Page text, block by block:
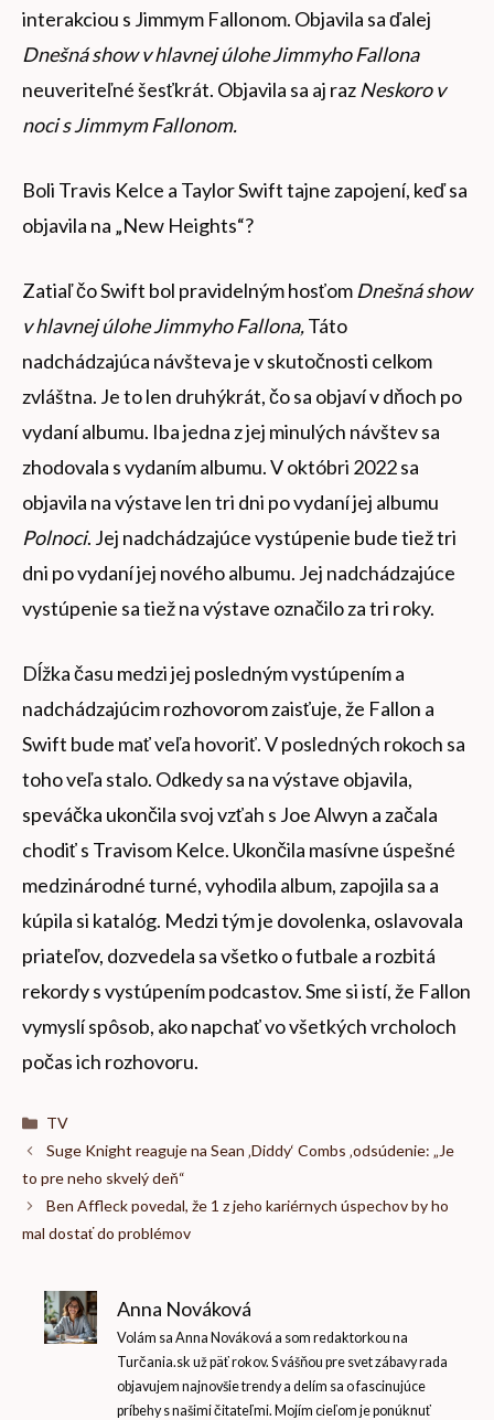
interakciou s Jimmym Fallonom. Objavila sa ďalej
Dnešná show v hlavnej úlohe Jimmyho Fallona
neuveriteľné šesťkrát. Objavila sa aj raz Neskoro v
noci s Jimmym Fallonom.
Boli Travis Kelce a Taylor Swift tajne zapojení, keď sa
objavila na „New Heights“?
Zatiaľ čo Swift bol pravidelným hosťom Dnešná show
v hlavnej úlohe Jimmyho Fallona,Táto
nadchádzajúca návšteva je v skutočnosti celkom
zvláštna. Je to len druhýkrát, čo sa objaví v dňoch po
vydaní albumu. Iba jedna z jej minulých návštev sa
zhodovala s vydaním albumu. V októbri 2022 sa
objavila na výstave len tri dni po vydaní jej albumu
Polnoci. Jej nadchádzajúce vystúpenie bude tiež tri
dni po vydaní jej nového albumu. Jej nadchádzajúce
vystúpenie sa tiež na výstave označilo za tri roky.
Dĺžka času medzi jej posledným vystúpením a
nadchádzajúcim rozhovorom zaisťuje, že Fallon a
Swift bude mať veľa hovoriť. V posledných rokoch sa
toho veľa stalo. Odkedy sa na výstave objavila,
speváčka ukončila svoj vzťah s Joe Alwyn a začala
chodiť s Travisom Kelce. Ukončila masívne úspešné
medzinárodné turné, vyhodila album, zapojila sa a
kúpila si katalóg. Medzi tým je dovolenka, oslavovala
priateľov, dozvedela sa všetko o futbale a rozbitá
rekordy s vystúpením podcastov. Sme si istí, že Fallon
vymyslí spôsob, ako napchať vo všetkých vrcholoch
počas ich rozhovoru.
Kategórie
TV
Suge Knight reaguje na Sean ‚Diddy‘ Combs ‚odsúdenie: „Je
to pre neho skvelý deň“
Ben Affleck povedal, že 1 z jeho kariérnych úspechov by ho
mal dostať do problémov
Anna Nováková
Volám sa Anna Nováková a som redaktorkou na
Turčania.sk už päť rokov. S vášňou pre svet zábavy rada
objavujem najnovšie trendy a delím sa o fascinujúce
príbehy s našimi čitateľmi. Mojím cieľom je ponúknuť